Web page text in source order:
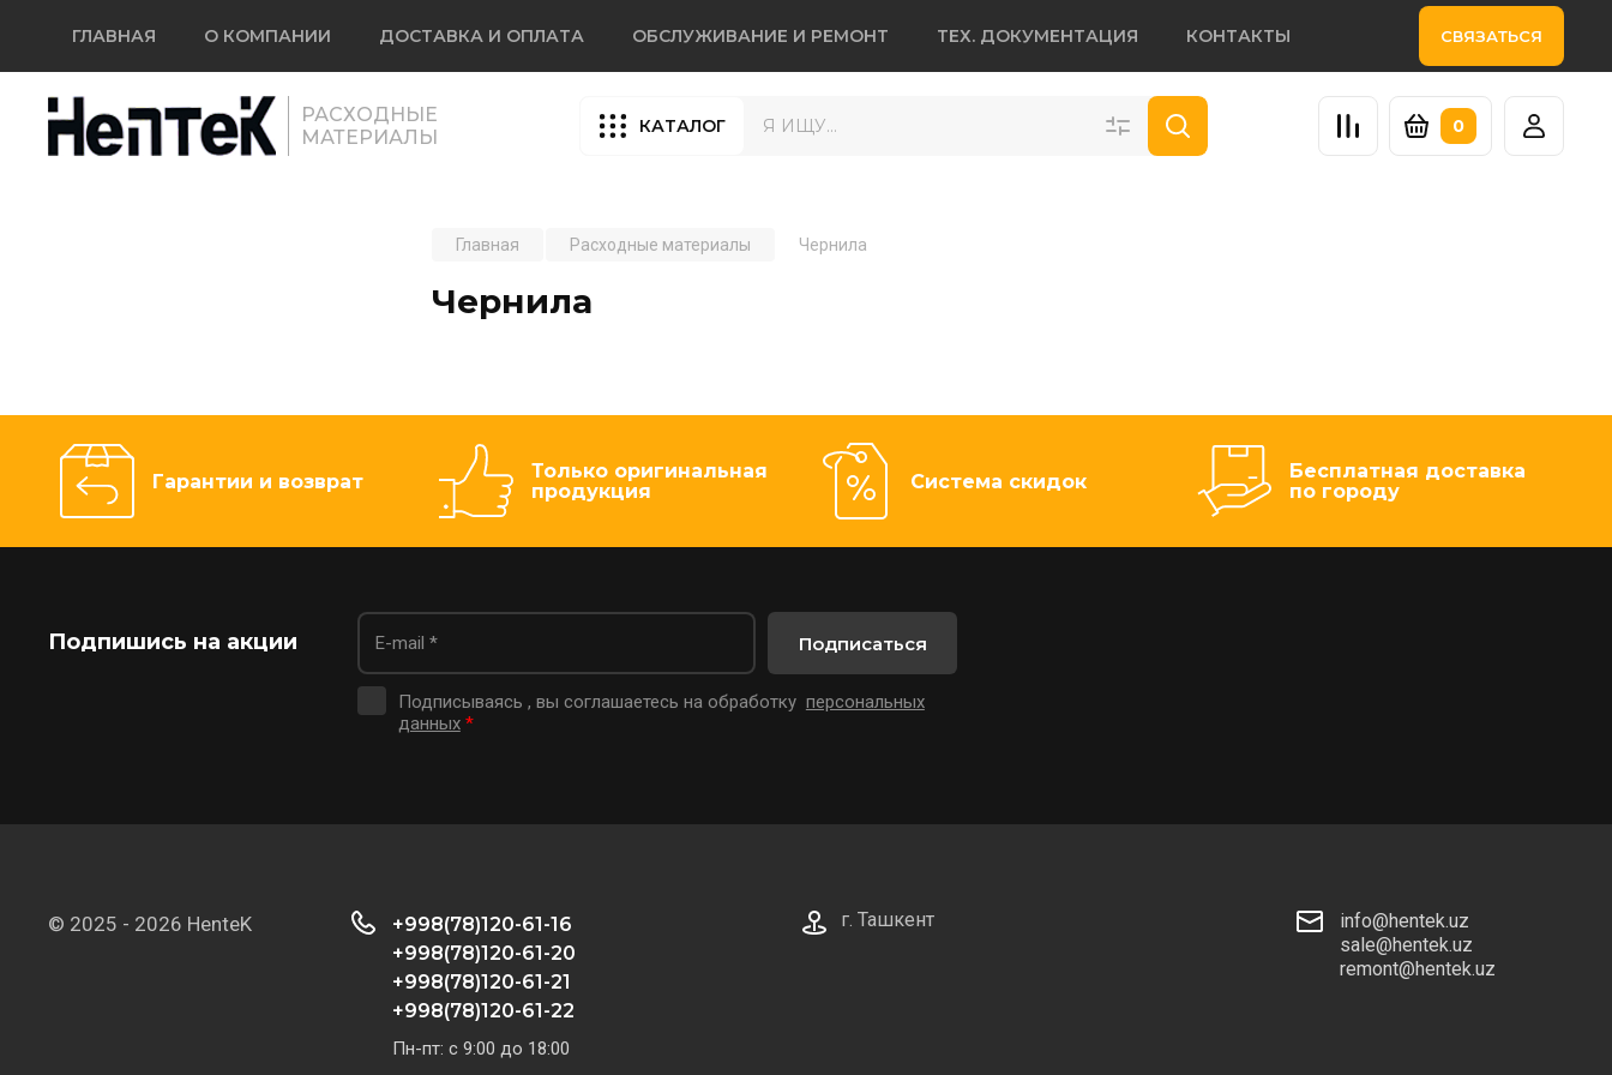
ГЛАВНАЯ О КОМПАНИИ ДОСТАВКА И ОПЛАТА ОБСЛУЖИВАНИЕ И РЕМОНТ ТЕХ. ДОКУМЕНТАЦИЯ КОНТАКТЫ СВЯЗАТЬСЯ
РАСХОДНЫЕ
МАТЕРИАЛЫ
КАТАЛОГ 0
Главная Расходные материалы Чернила
Чернила
Гарантии и возврат
Только оригинальная
продукция
Система скидок
Бесплатная доставка
по городу
Подпишись на акции
Подписываясь , вы соглашаетесь на обработку персональных
данных *
Подписаться
© 2025 - 2026 HenteK
+998(78)120-61-16
+998(78)120-61-20
+998(78)120-61-21
+998(78)120-61-22
Пн-пт: с 9:00 до 18:00
г. Ташкент
info@hentek.uz
sale@hentek.uz
remont@hentek.uz